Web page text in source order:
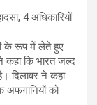
4 अधिकारियों
के रूप में लेते हुए
कहा कि भारत जल्द
दिलावर ने कहा
अफगानियों को